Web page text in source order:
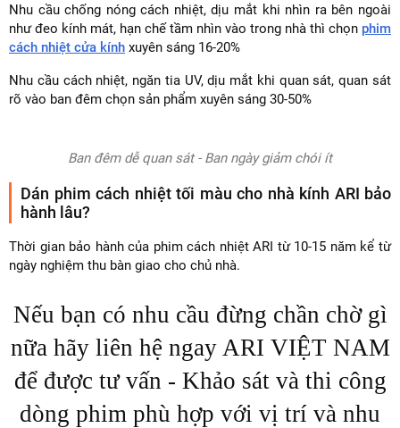
Nhu cầu chống nóng cách nhiệt, dịu mắt khi nhìn ra bên ngoài
như đeo kính mát, hạn chế tầm nhìn vào trong nhà thì chọn phim
cách nhiệt cửa kính xuyên sáng 16-20%
Nhu cầu cách nhiệt, ngăn tia UV, dịu mắt khi quan sát, quan sát
rõ vào ban đêm chọn sản phẩm xuyên sáng 30-50%
Ban đêm dễ quan sát - Ban ngày giảm chói ít
Dán phim cách nhiệt tối màu cho nhà kính ARI bảo
hành lâu?
Thời gian bảo hành của phim cách nhiệt ARI từ 10-15 năm kể từ
ngày nghiệm thu bàn giao cho chủ nhà.
Nếu bạn có nhu cầu đừng chần chờ gì
nữa hãy liên hệ ngay ARI VIỆT NAM
để được tư vấn - Khảo sát và thi công
dòng phim phù hợp với vị trí và nhu